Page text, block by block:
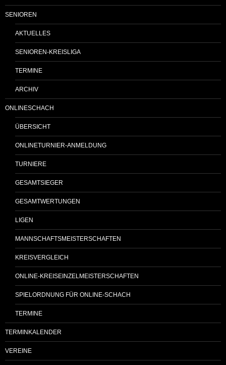
SENIOREN
AKTUELLES
SENIOREN-KREISLIGA
TERMINE
ARCHIV
ONLINESCHACH
ÜBERSICHT
ONLINETURNIER-ANMELDUNG
TURNIERE
GESAMTSIEGER
GESAMTWERTUNGEN
LIGEN
MANNSCHAFTSMEISTERSCHAFTEN
KREISVERGLEICH
ONLINE-KREISEINZELMEISTERSCHAFTEN
SPIELORDNUNG FÜR ONLINE-SCHACH
TERMINE
TERMINKALENDER
VEREINE